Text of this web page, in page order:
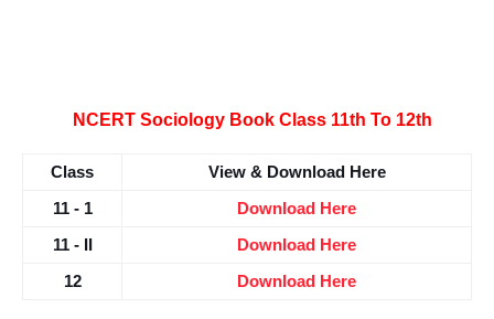
NCERT Sociology Book Class 11th To 12th
Class View & Download Here
11 - 1 Download Here
11 - II Download Here
12 Download Here